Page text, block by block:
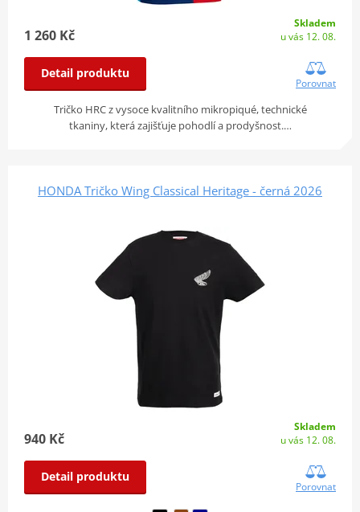
1 260 Kč
Skladem
u vás 12. 08.
Detail produktu
Porovnat
Tričko HRC z vysoce kvalitního mikropiqué, technické
tkaniny, která zajišťuje pohodlí a prodyšnost.…
HONDA Tričko Wing Classical Heritage - černá 2026
940 Kč
Skladem
u vás 12. 08.
Detail produktu
Porovnat